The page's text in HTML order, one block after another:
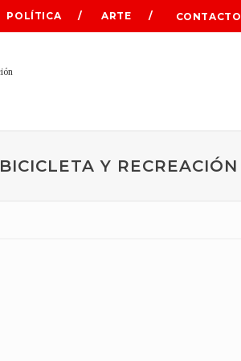
POLÍTICA ARTE CONTACTO
BICICLETA Y RECREACIÓN